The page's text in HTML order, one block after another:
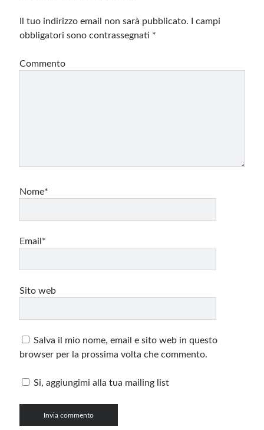
Il tuo indirizzo email non sarà pubblicato.
I campi
obbligatori sono contrassegnati *
Commento
Nome*
Email*
Sito web
Salva il mio nome, email e sito web in questo
browser per la prossima volta che commento.
Si, aggiungimi alla tua mailing list